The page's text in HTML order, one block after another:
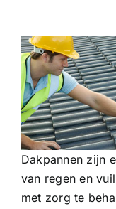
Dakpannen zijn
van regen en
met zorg te